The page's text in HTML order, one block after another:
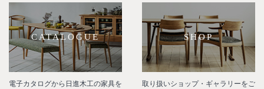
CATALOGUE
電子カタログから日進木工の家具を
SHOP
取り扱いショップ・ギャラリーをご